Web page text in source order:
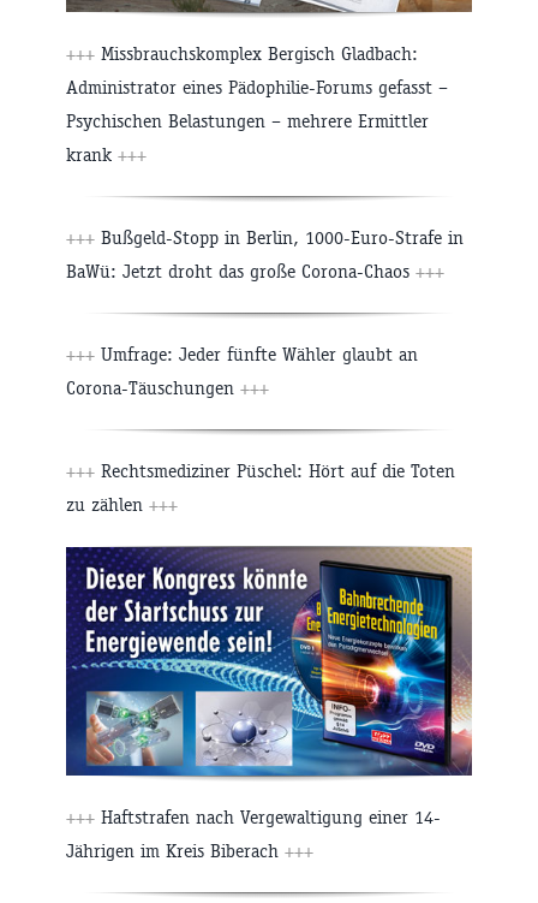
+++ Missbrauchskomplex Bergisch Gladbach:
Administrator eines Pädophilie-Forums gefasst –
Psychischen Belastungen – mehrere Ermittler
krank +++
+++ Bußgeld-Stopp in Berlin, 1000-Euro-Strafe in
BaWü: Jetzt droht das große Corona-Chaos +++
+++ Umfrage: Jeder fünfte Wähler glaubt an
Corona-Täuschungen +++
+++ Rechtsmediziner Püschel: Hört auf die Toten
zu zählen +++
+++ Haftstrafen nach Vergewaltigung einer 14-
Jährigen im Kreis Biberach +++